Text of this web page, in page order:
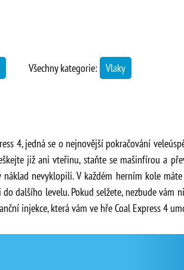
Všechny kategorie: Vlaky
4, jedná se o nejnovější pokračování
již ani vteřinu, staňte se mašinfírou a
nevyklopili. V každém herním kole
dalšího levelu. Pokud selžete, nezbude vám
injekce, která vám ve hře Coal Express 4